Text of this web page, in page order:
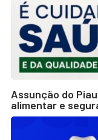
Assunção do
alimentar e